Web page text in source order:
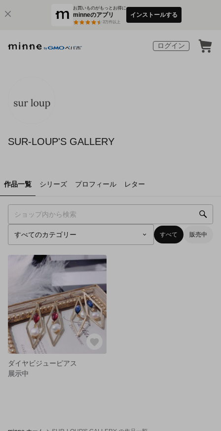
お買いものがもっとお得に
minneのアプリ
3万件以上
インストールする
ログイン
SUR-LOUP'S GALLERY
作品一覧 シリーズ プロフィール レター
すべて 販売中
ダイヤビジューピアス
展示中